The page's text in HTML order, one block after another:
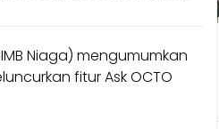
Niaga) mengumumkan
fitur Ask OCTO